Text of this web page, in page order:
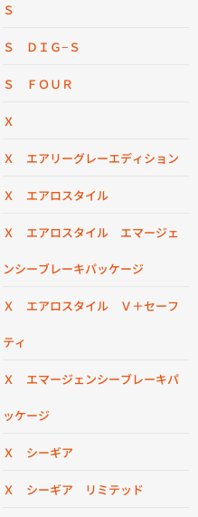
Ｓ
Ｓ ＤＩＧ−Ｓ
Ｓ ＦＯＵＲ
Ｘ
Ｘ エアリーグレーエディション
Ｘ エアロスタイル
Ｘ エアロスタイル エマージェ
ンシーブレーキパッケージ
Ｘ エアロスタイル Ｖ＋セーフ
ティ
Ｘ エマージェンシーブレーキパ
ッケージ
Ｘ シーギア
Ｘ シーギア リミテッド